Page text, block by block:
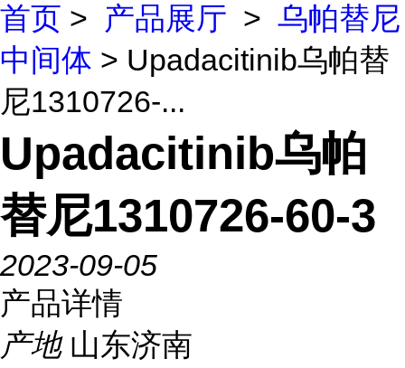
首页 > 产品展厅 > 乌帕替尼
中间体 > Upadacitinib乌帕替
尼1310726-...
Upadacitinib乌帕
替尼1310726-60-3
2023-09-05
产品详情
产地 山东济南